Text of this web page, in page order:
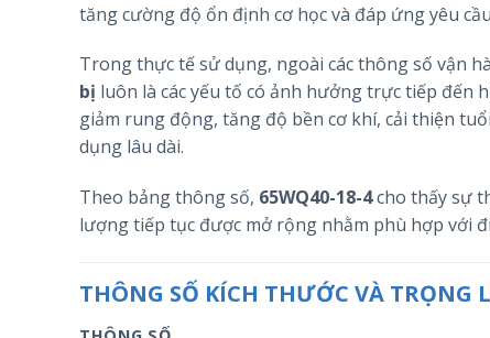
tăng cường độ ổn định cơ học và đáp ứng yêu
Trong thực tế sử dụng, ngoài các thông số vận
bị luôn là các yếu tố có ảnh hưởng trực tiếp đến
giảm rung động, tăng độ bền cơ khí, cải thiện
dụng lâu dài.
Theo bảng thông số, 65WQ40-18-4cho thấy sự
lượng tiếp tục được mở rộng nhằm phù hợp với
THÔNG SỐ KÍCH THƯỚC VÀ TRỌNG